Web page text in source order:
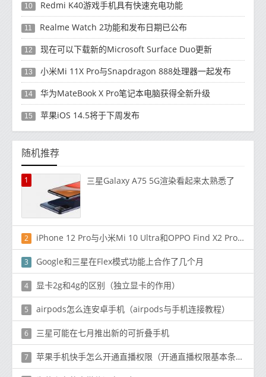
10 Redmi K40游戏手机具有快速充电功能
11 Realme Watch 2功能和发布日期已公布
12 现在可以下载新的Microsoft Surface Duo更新
13 小米Mi 11X Pro与Snapdragon 888处理器一起发布
14 华为MateBook X Pro笔记本电脑获得全新升级
15 苹果iOS 14.5将于下周发布
随机推荐
1 三星Galaxy A75 5G渲染看起来太熟悉了
2 iPhone 12 Pro与小米Mi 10 Ultra和OPPO Find X2 Pro:规格对比
3 Google和三星在Flex模式功能上合作了几个月
4 显卡2g和4g的区别（独立显卡的作用）
5 airpods怎么连安卓手机（airpods与手机连接教程）
6 三星可能在七月推出新的可折叠手机
7 苹果手机快手怎么开通直播权限（开通直播权限基本条件）